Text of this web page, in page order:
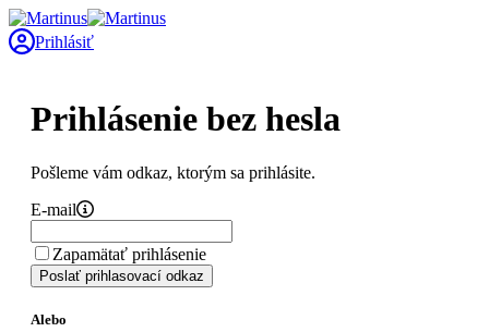
Prihlásiť
Prihlásenie bez hesla
Pošleme vám odkaz, ktorým sa prihlásite.
E-mail
Zapamätať prihlásenie
Poslať prihlasovací odkaz
Alebo